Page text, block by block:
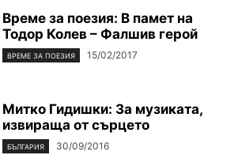
Време за поезия: В памет на
Тодор Колев – Фалшив герой
ВРЕМЕ ЗА ПОЕЗИЯ 15/02/2017
Митко Гидишки: За музиката,
извираща от сърцето
БЪЛГАРИЯ 30/09/2016